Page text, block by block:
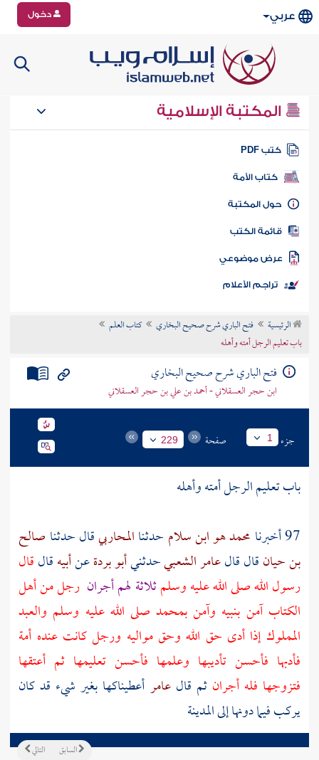
عربي دخول
المكتبة الإسلامية
كتب PDF
كتاب الأمة
المكتبة
الكتب
موضوعي
تراجم الأعلام
الرئيسية فتح الباري شرح صحيح البخاري
كتاب العلم
باب تعليم الرجل أمته وأهله
فتح الباري شرح صحيح البخاري
ابن حجر العسقلاني - أحمد بن علي بن حجر العسقلاني
جزء 1 صفحة 229
باب تعليم الرجل أمته وأهله
97 أخبرنا
محمد هو ابن سلام حدثناالمحاربيقال حدثنا صالح
بن حيانقال قالعامر الشعبيحدثنيأبو بردةعنأبيهقالقال
رسول الله صلى الله عليه وسلمثلاثة لهم أجران رجل منأهل
الكتابآمن بنبيه وآمن بمحمد صلى الله عليه وسلم والعبد
المملوك إذا أدى حق الله وحق مواليه ورجل كانت عنده أمة
فأدبها فأحسن تأديبها وعلمها فأحسن تعليمها ثم أعتقها
فتزوجها فله أجرانثم قالعامر أعطيناكها بغير شيء قد كان
يركب فيما دونها إلىالمدينة
التالي السابق